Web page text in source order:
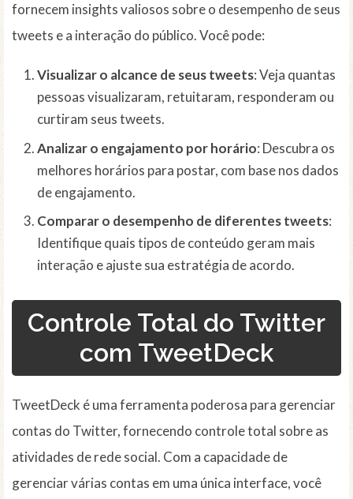
fornecem insights valiosos sobre o desempenho de seus
tweets e a interação do público. Você pode:
Visualizar o alcance de seus tweets: Veja quantas
pessoas visualizaram, retuitaram, responderam ou
curtiram seus tweets.
Analizar o engajamento por horário: Descubra os
melhores horários para postar, com base nos dados
de engajamento.
Comparar o desempenho de diferentes tweets:
Identifique quais tipos de conteúdo geram mais
interação e ajuste sua estratégia de acordo.
Controle Total do Twitter
com TweetDeck
TweetDeck é uma ferramenta poderosa para gerenciar
contas do Twitter, fornecendo controle total sobre as
atividades de rede social. Com a capacidade de
gerenciar várias contas em uma única interface, você